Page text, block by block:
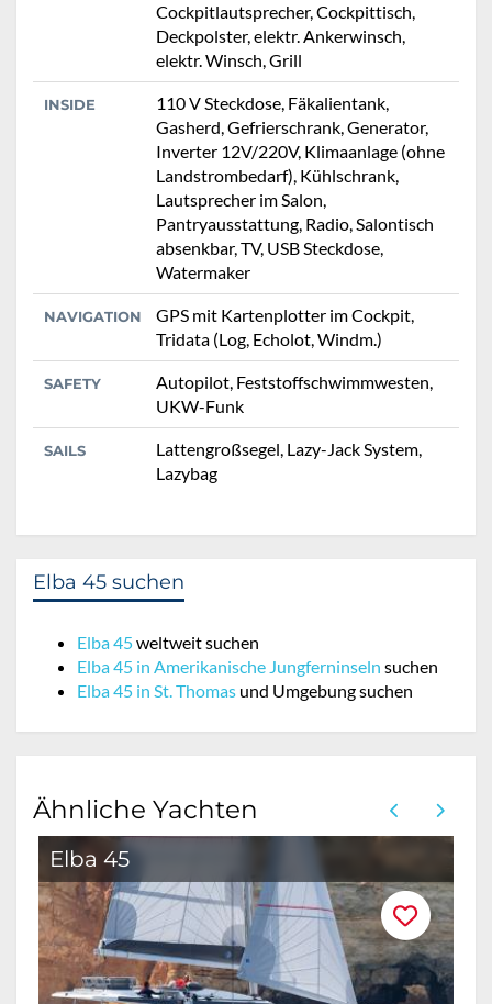
Cockpitlautsprecher, Cockpittisch,
Deckpolster, elektr. Ankerwinsch,
elektr. Winsch, Grill
INSIDE
110 V Steckdose, Fäkalientank,
Gasherd, Gefrierschrank, Generator,
Inverter 12V/220V, Klimaanlage (ohne
Landstrombedarf), Kühlschrank,
Lautsprecher im Salon,
Pantryausstattung, Radio, Salontisch
absenkbar, TV, USB Steckdose,
Watermaker
NAVIGATION
GPS mit Kartenplotter im Cockpit,
Tridata (Log, Echolot, Windm.)
SAFETY
Autopilot, Feststoffschwimmwesten,
UKW-Funk
SAILS
Lattengroßsegel, Lazy-Jack System,
Lazybag
Elba 45 suchen
Elba 45weltweit suchen
Elba 45 in Amerikanische Jungferninseln suchen
Elba 45 in St. Thomas und Umgebung suchen
Ähnliche Yachten
Elba 45